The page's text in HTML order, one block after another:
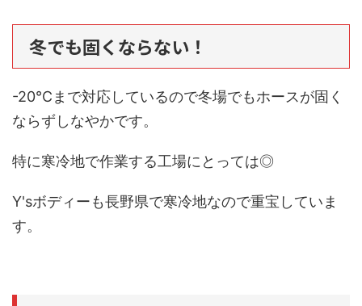
冬でも固くならない！
-20℃まで対応しているので冬場でもホースが固く
ならずしなやかです。
特に寒冷地で作業する工場にとっては◎
Y'sボディーも長野県で寒冷地なので重宝していま
す。